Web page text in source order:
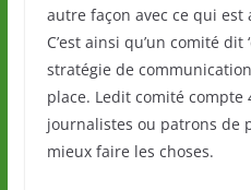
autre façon avec ce qui est
C’est ainsi qu’un comité
stratégie de
place. Ledit comité compte
journalistes ou patrons de
mieux faire les choses.